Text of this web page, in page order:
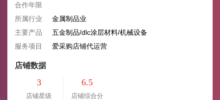
合作年限
所属行业
金属制品业
主要产品
五金制品/dlc涂层材料/机械设备
服务项目
爱采购店铺代运营
店铺数据
3
店铺星级
6.5
店铺综合分